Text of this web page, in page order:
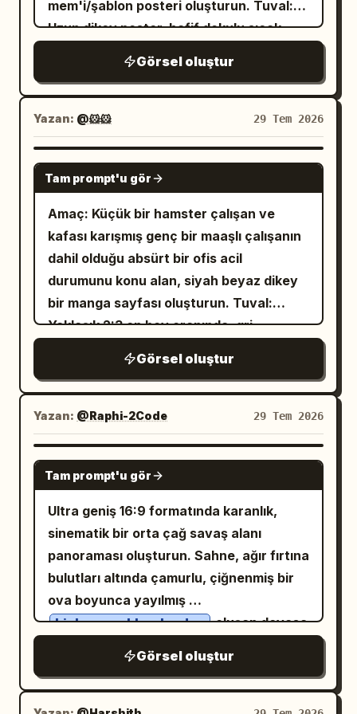
pürüzsüzleştirme yok. Genel atmosfer
rahat, tatlı ve hayat dolu; bir düğün
fotoğrafı veya ticari reklam havasından
kaçınarak, bir randevu sırasında bir
arkadaş tarafından yakalanmış bir an
gibi. ## Negatif İstem Karede sadece
kadraja almayı unutmayın, üçüncü bir
tutmamalı, kaşık havada asılı kalmamalı,
kaşık ağzın içinden geçmemeli, parmak
deformasyonları olmamalı, fazladan kol
olmamalı, birleşik eller olmamalı, yüz
bozulması olmamalı, aşırı ağız açıklığı
olmamalı, abartılı samimi hareketler
olmamalı, öpüşme olmamalı, stüdyo pozu
havası olmamalı, sahte gülümsemeler
pürüzsüzleştirme olmamalı, anime havası
olmamalı, karmaşık arka plan olmamalı,
tatlı kaplarında anlamsız metinler
olmamalı.
anime çizimi, yüksek detaylı 5k
görünümü, büyülü gerçekçilik, yumuşak
kenar ışığı, parıldayan parçacıklar,
yansıtıcı astronot kaskları, ön planda
çiçekler ve saksı bitkileri kullanın;
modern şehir unsurları, fazladan
karakterler veya filigran olmasın.
allık, resimsel aydınlatma, sıcak şeftali
derinliği ve son derece detaylı kumaş
kıvrımları ile saç telleri içeren, modern ve
özenli bir Japon anime görsel roman
tarzında işleyin. Kompozisyon, şefkat ve
konfora odaklanan, metin, filigran veya
abartılı aksiyon içermeyen, kare formatlı,
yakın bir ev sahnesidir. Duygusal tonu
sessiz ve şefkatli bir sıcaklık , oda
ortamını
rahat ve güneşli bir oturma odası
günün vaktini
gün batımı öncesi altın saat olarak
özelleştirin.
noktalarda gerçekçi bir yüzey altı
saçılması sergiliyor; speküler mikro
parlamalar yumuşak ve sıcak, doğal doku
korunmuş durumda. Saç modelleri
görünen figürler arasında çeşitlilik
gösteriyor, sarılmanın yakınlığıyla birkaç
tel doğal bir şekilde dağılmış.
rahat bir akşam kombini — askılı
elbiselerin üzerine giyilmiş büyük
eşarplar
giyiyorlar — gecenin sonuna ait,
yaşanmışlık hissi veren bir yumuşaklık.
Aydınlatma, uzaktaki aydınlatılmış
katedral kulelerinden gelen düşük ortam
ISO'lu gece ışığı; yumuşak ve düşük
kontrastlı, grubu çevreleyen sessiz,
koyu mavi-siyah bir arka planla. Derin
gölge alanlarında hafif bir ISO 400 film
greni bulunuyor ve sahneye grenli,
samimi bir gece fotoğrafı kalitesi veriyor.
En boy oranı 2:3. Filigran yok, metin
katmanı yok, çizgi film değil, illüstrasyon
değil, anime değil.
mem'i/şablon posteri oluşturun. Tuval:
Uzun dikey poster, hafif dokulu sıcak
köşelere sahip ince çift çizgili vintage
kenarlık. Merkezlenmiş kompozisyon,
yumuşak bej/kahverengi mürekkep
paleti, temiz ve romantik okul estetiği.
Metin içeriği: Üst kısma iki kısa yatay süs
çizgisi arasına küçük bir kalp ekleyin,
ardından büyük Korece başlık olan "키 비
교" (Boy Karşılaştırması) yazısını
yerleştirin. Başlığın altına iki küçük elmas
nokta koyun. Cetvelin üzerine "(cm)"
yazın. Alt orta kısma "사랑과 키의 차이♥"
(Aşk ve boy farkı♥) yazın. Düzen ve
sayılan öğeler: Tam olarak 2 adet tam
boy karakter ekleyin: solda daha kısa bir
kız ve sağda daha uzun bir erkek. 0'dan
200 cm'ye kadar işaretlenmiş ve her 10
cm'de bir sayısal etiketleri bulunan tam 1
adet merkezi dikey boy cetveli ekleyin.
Tam 2 adet yatay boy kılavuz çizgisi
etiketli ve erkeğin baş hizasında "
186cm
" etiketli. Her iki tarafta birer
tane olmak üzere toplam 2 adet yan bilgi
bloğu ekleyin; her biri Korece "이름:"
(İsim:) ve "키:" (Boy:) etiketlerini
sağ blokta "키: 186cm " görünmelidir.
İsim satırlarını boş bırakın veya isimler
sağlandıysa
ve
Görsel oluştur
Yazan: @🐹🐹 29 Tem 2026
GPT IMAGE 2
Tam prompt'u gör
Amaç: Küçük bir hamster çalışan ve
kafası karışmış genç bir maaşlı çalışanın
dahil olduğu absürt bir ofis acil
durumunu konu alan, siyah beyaz dikey
bir manga sayfası oluşturun. Tuval:
Yaklaşık 2:3 en boy oranında, gri
kalın boşluklarla ayrılmış dört adet üst
üste dizilmiş yatay panelden oluşan
dikey manga sayfası. Görsel stil: Detaylı
Japon seinen manga çizgi sanatı, tarama
tonlamalı gölgelendirme, temiz ofis
perspektifi, ifadeli yüzler, dramatik hız
çizgileri ve tırtıklı konuşma balonları. Son
panelde yüksek kontrast. Renk yok.
Ortam: Masalar, masaüstü bilgisayarlar,
klavyeler, klasörler, raflar, bölmeler,
pencereler, floresan kurumsal atmosfer
ve evraklarla dolu modern, açık plan bir
Japon ofisi. Hamsterın masanın üzerinde
minyatür bir ofis kurulumu var. Ana
karakterler: Tam olarak üç tekrarlayan
karakter kullanın: 1) Koyu renkli takım
Görsel oluştur
Yazan: @Raphi-2Code 29 Tem 2026
GPT IMAGE 2
Tam prompt'u gör
Ultra geniş 16:9 formatında karanlık,
sinematik bir orta çağ savaş alanı
panoraması oluşturun. Sahne, ağır fırtına
bulutları altında çamurlu, çiğnenmiş bir
ova boyunca yayılmış
binlerce zırhlı askerden oluşan devasa
safların arkasındaki hafif yüksek bir
tepeden; ufuktaki uzak bir surlu şehre
Görsel oluştur